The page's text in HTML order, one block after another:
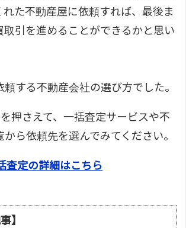
れた不動産屋に依頼すれば、最後ま
取引を進めることができるかと思い
する不動産会社の選び方でした。
押さえて、一括査定サービスや不
ら依頼先を選んでみてください。
査定の詳細はこちら
】